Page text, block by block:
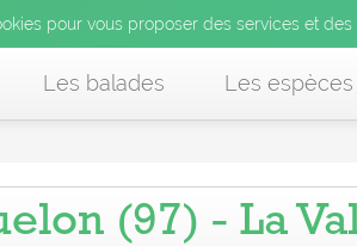
pour vous proposer des services et des
Les balades Les espèces
(97) - La